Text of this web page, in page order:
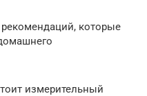
рекомендаций, которые
измерительный